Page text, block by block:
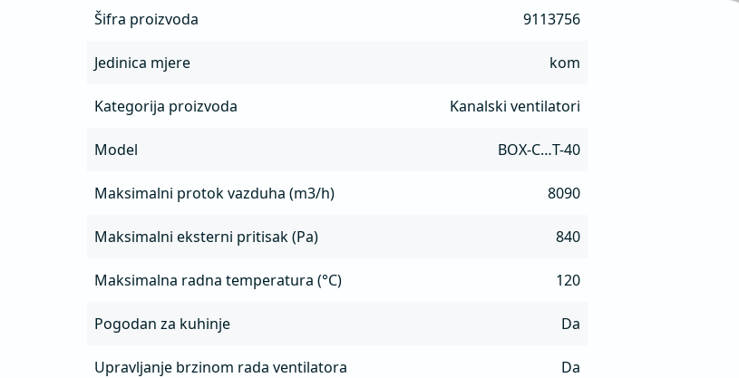
promjene ozicije priključenja kanala (lijevo, desno ili gore)
Šifra proizvoda 9113756
Jedinica mjere kom
Kategorija proizvoda Kanalski ventilatori
Model BOX-C…T-40
Maksimalni protok vazduha (m3/h) 8090
Maksimalni eksterni pritisak (Pa) 840
Maksimalna radna temperatura (°C) 120
Pogodan za kuhinje Da
Upravljanje brzinom rada ventilatora Da